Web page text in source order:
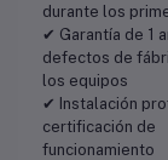
durante los
✔ Garantía de 1
defectos de
los equipos
✔ Instalación
certificación de
funcionamiento